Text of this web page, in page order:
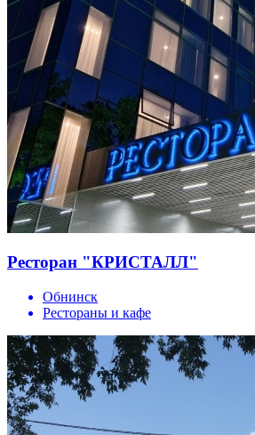
Ресторан "КРИСТАЛЛ"
Обнинск
Рестораны и кафе